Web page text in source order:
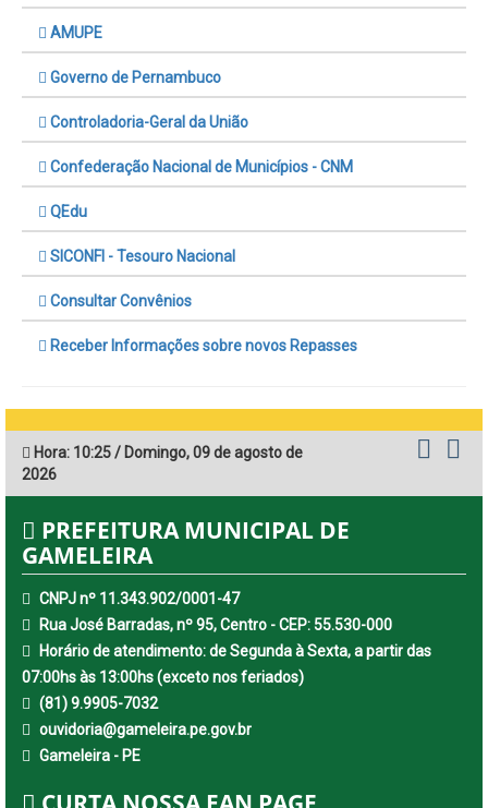
AMUPE
Governo de Pernambuco
Controladoria-Geral da União
Confederação Nacional de Municípios - CNM
QEdu
SICONFI - Tesouro Nacional
Consultar Convênios
Receber Informações sobre novos Repasses
Hora: 10:25/ Domingo,09 de agosto de
2026
PREFEITURA MUNICIPAL DE
GAMELEIRA
CNPJ nº 11.343.902/0001-47
Rua José Barradas, nº 95, Centro - CEP: 55.530-000
Horário de atendimento: de Segunda à Sexta, a partir das
07:00hs às 13:00hs (exceto nos feriados)
(81) 9.9905-7032
ouvidoria@gameleira.pe.gov.br
Gameleira - PE